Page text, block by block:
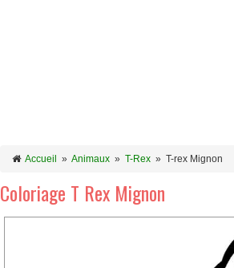
Accueil » Animaux » T-Rex » T-rex Mignon
Coloriage T Rex Mignon